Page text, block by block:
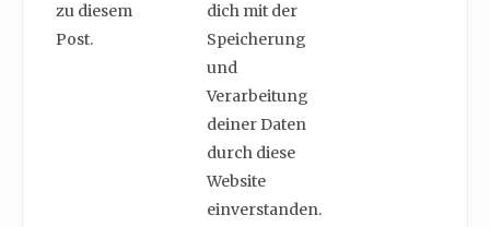
zu diesem
Post.
dich mit der
Speicherung
und
Verarbeitung
deiner Daten
durch diese
Website
einverstanden.